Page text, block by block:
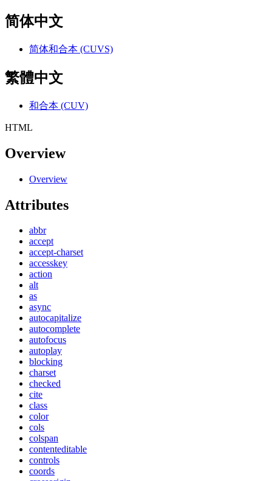
简体中文
简体和合本 (CUVS)
繁體中文
和合本 (CUV)
HTML
Overview
Overview
Attributes
abbr
accept
accept-charset
accesskey
action
alt
as
async
autocapitalize
autocomplete
autofocus
autoplay
blocking
charset
checked
cite
class
color
cols
colspan
contenteditable
controls
coords